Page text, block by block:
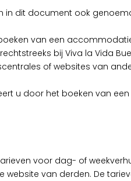
in dit document ook
van een
bij Viva la Vida
of websites van
u door het boeken van
voor dag- of
website van derden. De